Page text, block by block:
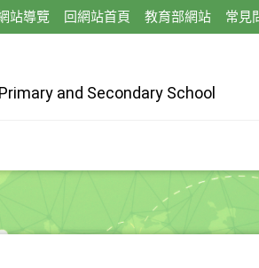
站導覽 回網站首頁 教育部網站 常見
and Secondary School